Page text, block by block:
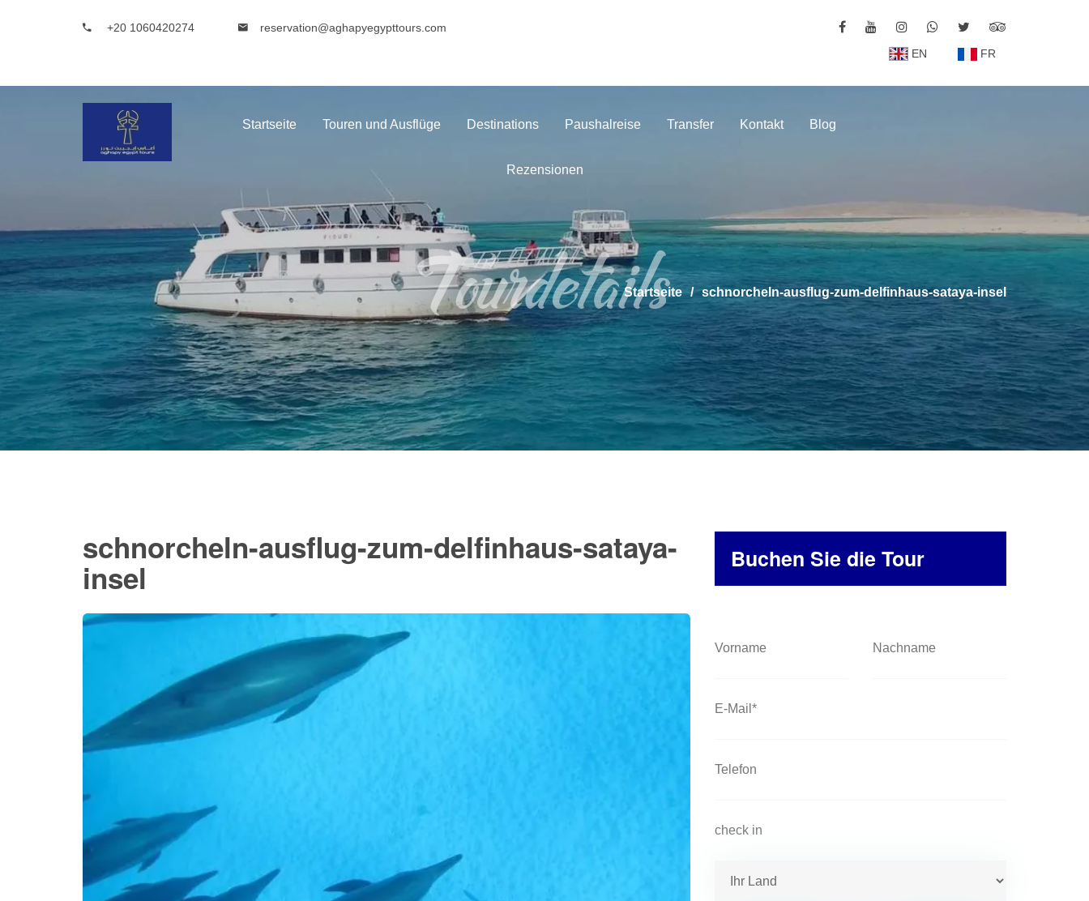
+20 1060420274
reservation@aghapyegypttours.com
EN
FR
Startseite Touren und Ausflüge Destinations Paushalreise Transfer Kontakt Blog
Rezensionen
Tourdetails
Startseite schnorcheln-ausflug-zum-delfinhaus-sataya-insel
schnorcheln-ausflug-zum-delfinhaus-sataya-
insel Buchen Sie die Tour